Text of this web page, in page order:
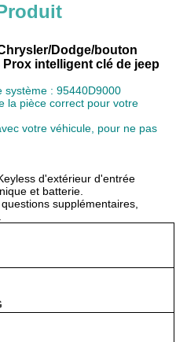
Dodge/bouton
Prox intelligent clé de jeep
système : 95440D9000
la pièce correct pour votre
votre véhicule, pour ne pas
d'extérieur d'entrée
et batterie.
supplémentaires,